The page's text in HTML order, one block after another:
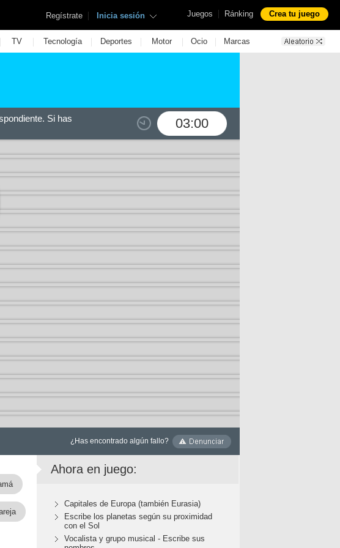
Juegos | Ránking Crea tu juego
Regístrate | Inicia sesión
| TV | Tecnología | Deportes | Motor | Ocio | Marcas
03:00
Si has
¿Has encontrado algún fallo?
Ahora en juego:
Capitales de Europa (también Eurasia)
Escribe los planetas según su proximidad
con el Sol
Vocalista y grupo musical - Escribe sus